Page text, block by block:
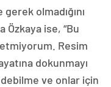
olmadığını
ise, “Bu
Resim
dokunmayı
ve onlar için